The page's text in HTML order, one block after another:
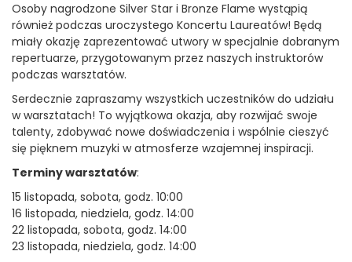
Osoby nagrodzone Silver Star i Bronze Flame wystąpią
również podczas uroczystego Koncertu Laureatów! Będą
miały okazję zaprezentować utwory w specjalnie dobranym
repertuarze, przygotowanym przez naszych instruktorów
podczas warsztatów.
Serdecznie zapraszamy wszystkich uczestników do udziału
w warsztatach! To wyjątkowa okazja, aby rozwijać swoje
talenty, zdobywać nowe doświadczenia i wspólnie cieszyć
się pięknem muzyki w atmosferze wzajemnej inspiracji.
Terminy warsztatów:
15 listopada, sobota, godz. 10:00
16 listopada, niedziela, godz. 14:00
22 listopada, sobota, godz. 14:00
23 listopada, niedziela, godz. 14:00